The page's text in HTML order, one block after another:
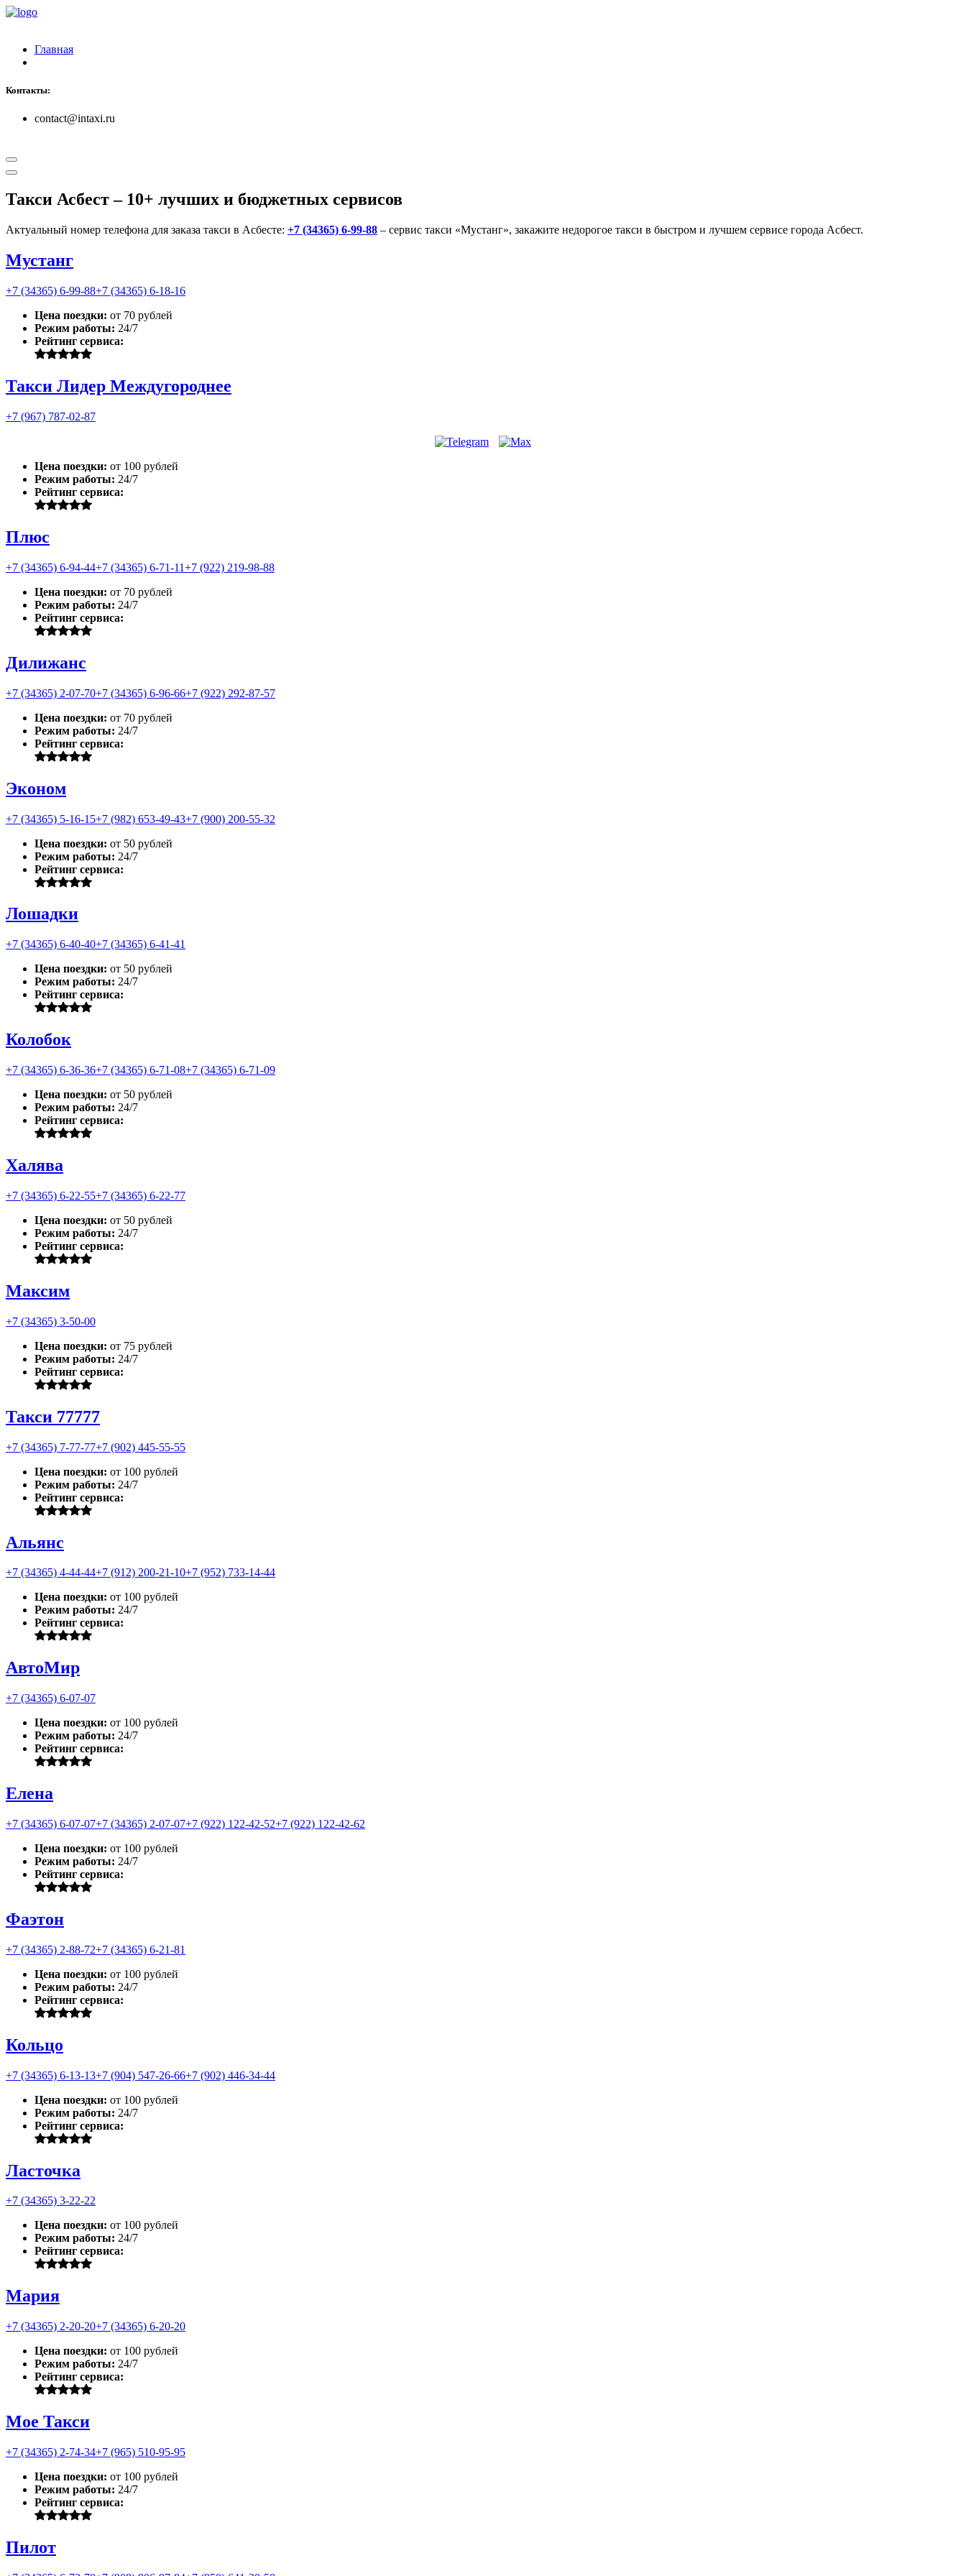
Главная
Контакты:
contact@intaxi.ru
Такси Асбест– 10+ лучших и бюджетных сервисов
Актуальный номер телефона для заказа такси в Асбесте: +7 (34365) 6-99-88 – сервис такси «Мустанг», закажите недорогое такси в быстром и лучшем сервисе города Асбест.
Мустанг
+7 (34365) 6-99-88+7 (34365) 6-18-16
Цена поездки: от 70 рублей
Режим работы: 24/7
Рейтинг сервиса:
Такси Лидер Междугороднее
+7 (967) 787-02-87
Цена поездки: от 100 рублей
Режим работы: 24/7
Рейтинг сервиса:
Плюс
+7 (34365) 6-94-44+7 (34365) 6-71-11+7 (922) 219-98-88
Цена поездки: от 70 рублей
Режим работы: 24/7
Рейтинг сервиса:
Дилижанс
+7 (34365) 2-07-70+7 (34365) 6-96-66+7 (922) 292-87-57
Цена поездки: от 70 рублей
Режим работы: 24/7
Рейтинг сервиса:
Эконом
+7 (34365) 5-16-15+7 (982) 653-49-43+7 (900) 200-55-32
Цена поездки: от 50 рублей
Режим работы: 24/7
Рейтинг сервиса:
Лошадки
+7 (34365) 6-40-40+7 (34365) 6-41-41
Цена поездки: от 50 рублей
Режим работы: 24/7
Рейтинг сервиса:
Колобок
+7 (34365) 6-36-36+7 (34365) 6-71-08+7 (34365) 6-71-09
Цена поездки: от 50 рублей
Режим работы: 24/7
Рейтинг сервиса:
Халява
+7 (34365) 6-22-55+7 (34365) 6-22-77
Цена поездки: от 50 рублей
Режим работы: 24/7
Рейтинг сервиса:
Максим
+7 (34365) 3-50-00
Цена поездки: от 75 рублей
Режим работы: 24/7
Рейтинг сервиса:
Такси 77777
+7 (34365) 7-77-77+7 (902) 445-55-55
Цена поездки: от 100 рублей
Режим работы: 24/7
Рейтинг сервиса:
Альянс
+7 (34365) 4-44-44+7 (912) 200-21-10+7 (952) 733-14-44
Цена поездки: от 100 рублей
Режим работы: 24/7
Рейтинг сервиса:
АвтоМир
+7 (34365) 6-07-07
Цена поездки: от 100 рублей
Режим работы: 24/7
Рейтинг сервиса:
Елена
+7 (34365) 6-07-07+7 (34365) 2-07-07+7 (922) 122-42-52+7 (922) 122-42-62
Цена поездки: от 100 рублей
Режим работы: 24/7
Рейтинг сервиса:
Фаэтон
+7 (34365) 2-88-72+7 (34365) 6-21-81
Цена поездки: от 100 рублей
Режим работы: 24/7
Рейтинг сервиса:
Кольцо
+7 (34365) 6-13-13+7 (904) 547-26-66+7 (902) 446-34-44
Цена поездки: от 100 рублей
Режим работы: 24/7
Рейтинг сервиса:
Ласточка
+7 (34365) 3-22-22
Цена поездки: от 100 рублей
Режим работы: 24/7
Рейтинг сервиса:
Мария
+7 (34365) 2-20-20+7 (34365) 6-20-20
Цена поездки: от 100 рублей
Режим работы: 24/7
Рейтинг сервиса:
Мое Такси
+7 (34365) 2-74-34+7 (965) 510-95-95
Цена поездки: от 100 рублей
Режим работы: 24/7
Рейтинг сервиса:
Пилот